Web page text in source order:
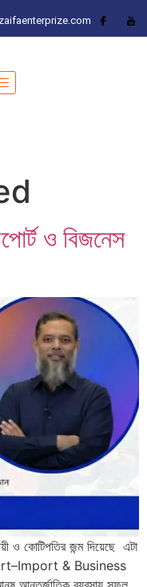
ও বিজনেস
ও কোটিপতির জন্ম দিয়েছে এটা
& Business